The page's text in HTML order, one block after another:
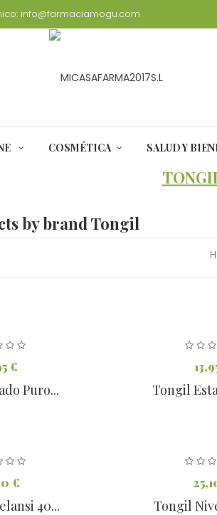
info@farmaciamogu.com
COSMÉTICA SALUD Y
by brand Tongil
€
Puro... Tongil
€
40... Tongil